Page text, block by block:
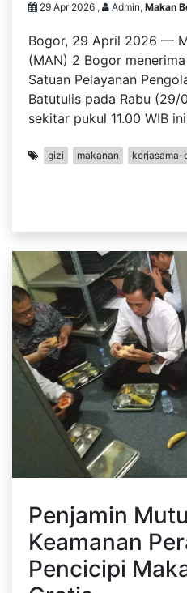
29 Apr 2026 , Admin, Makan
Bogor, 29 April 2026 —
(MAN) 2 Bogor
Satuan Pelayanan
Batutulis pada Rabu (29/
sekitar pukul 11.00 WIB ini
gizi makanan kerjasama-
Penjamin
Keamanan
Pencicipi